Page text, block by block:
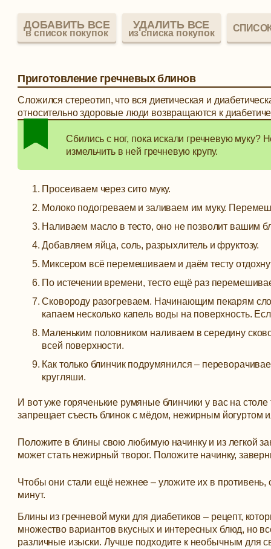
ДОБАВИТЬ ВСЕ
в список покупок
УДАЛИТЬ ВСЕ
из списка покупок
Приготовление гречневых блинов
Сложился стереотип, что вся диетическая и
относительно здоровые люди возвращаются к
Сбились с ног, пока искали гречневую муку?
измельчить в ней гречневую крупу.
Просеиваем через сито муку.
Молоко подогреваем и заливаем им муку.
Наливаем масло в тесто, оно не позволит вашим
Добавляем яйца, соль, разрыхлитель и фруктозу.
Миксером всё перемешиваем и даём тесту
По истечении времени, тесто ещё раз
Сковороду разогреваем. Начинающим пекарям
капаем несколько капель воды на поверхность.
Маленьким половником наливаем в середину
всей поверхности.
Как только блинчик подрумянился –
кругляши.
И вот уже горяченькие румяные блинчики у вас на
запрещает съесть блинок с мёдом, нежирным йогуртом
Положите в блины свою любимую начинку и из легкой
может стать нежирный творог. Положите начинку,
Чтобы они стали ещё нежнее – уложите их в противень,
минут.
Блины из гречневой муки для диабетиков – рецепт,
множество вариантов вкусных и интересных блюд, но
различные изыски. Лучше подходите к необычным для